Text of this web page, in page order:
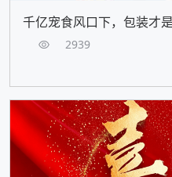
千亿宠食风口下，包装才是
2939